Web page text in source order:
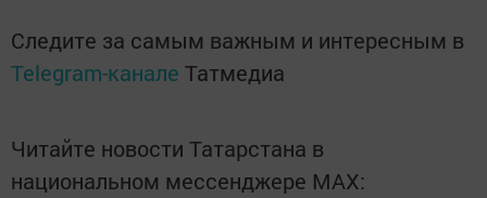
Следите за самым важным и интересным в
Telegram-канале Татмедиа
Читайте новости Татарстана в
национальном мессенджере MАХ: